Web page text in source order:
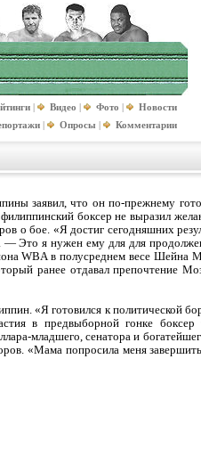
| Видео | Фото |
Новости
| Опросы | Комментарии
заявил, что он по-прежнему
боксер не выразил
о бое. «Я достиг сегодняшних
Это я нужен ему для для
WBA в полусреднем весе Шейна
ранее отдавал препочтение
«Я готовился к политической
в предвыборной гонке боксер
младшего, сенатора и
«Мама попросила меня